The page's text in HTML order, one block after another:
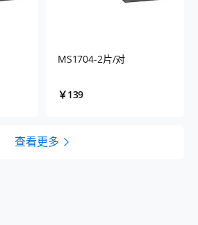
MS1704-2片/对
￥139
查看更多